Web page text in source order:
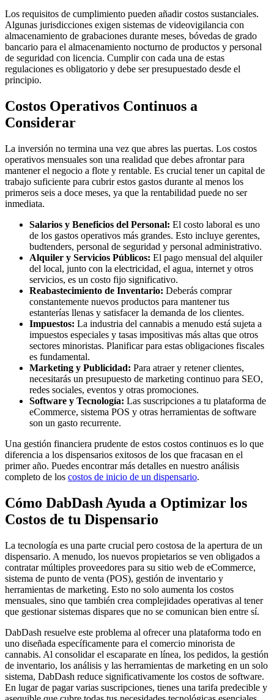
Los requisitos de cumplimiento pueden añadir costos sustanciales.
Algunas jurisdicciones exigen sistemas de videovigilancia con
almacenamiento de grabaciones durante meses, bóvedas de grado
bancario para el almacenamiento nocturno de productos y personal
de seguridad con licencia. Cumplir con cada una de estas
regulaciones es obligatorio y debe ser presupuestado desde el
principio.
Costos Operativos Continuos a
Considerar
La inversión no termina una vez que abres las puertas. Los costos
operativos mensuales son una realidad que debes afrontar para
mantener el negocio a flote y rentable. Es crucial tener un capital de
trabajo suficiente para cubrir estos gastos durante al menos los
primeros seis a doce meses, ya que la rentabilidad puede no ser
inmediata.
Salarios y Beneficios del Personal: El costo laboral es uno
de los gastos operativos más grandes. Esto incluye gerentes,
budtenders, personal de seguridad y personal administrativo.
Alquiler y Servicios Públicos: El pago mensual del alquiler
del local, junto con la electricidad, el agua, internet y otros
servicios, es un costo fijo significativo.
Reabastecimiento de Inventario: Deberás comprar
constantemente nuevos productos para mantener tus
estanterías llenas y satisfacer la demanda de los clientes.
Impuestos: La industria del cannabis a menudo está sujeta a
impuestos especiales y tasas impositivas más altas que otros
sectores minoristas. Planificar para estas obligaciones fiscales
es fundamental.
Marketing y Publicidad: Para atraer y retener clientes,
necesitarás un presupuesto de marketing continuo para SEO,
redes sociales, eventos y otras promociones.
Software y Tecnología: Las suscripciones a tu plataforma de
eCommerce, sistema POS y otras herramientas de software
son un gasto recurrente.
Una gestión financiera prudente de estos costos continuos es lo que
diferencia a los dispensarios exitosos de los que fracasan en el
primer año. Puedes encontrar más detalles en nuestro análisis
completo de los costos de inicio de un dispensario.
Cómo DabDash Ayuda a Optimizar los
Costos de tu Dispensario
La tecnología es una parte crucial pero costosa de la apertura de un
dispensario. A menudo, los nuevos propietarios se ven obligados a
contratar múltiples proveedores para su sitio web de eCommerce,
sistema de punto de venta (POS), gestión de inventario y
herramientas de marketing. Esto no solo aumenta los costos
mensuales, sino que también crea complejidades operativas al tener
que gestionar sistemas dispares que no se comunican bien entre sí.
DabDash resuelve este problema al ofrecer una plataforma todo en
uno diseñada específicamente para el comercio minorista de
cannabis. Al consolidar el escaparate en línea, los pedidos, la gestión
de inventario, los análisis y las herramientas de marketing en un solo
sistema, DabDash reduce significativamente los costos de software.
En lugar de pagar varias suscripciones, tienes una tarifa predecible y